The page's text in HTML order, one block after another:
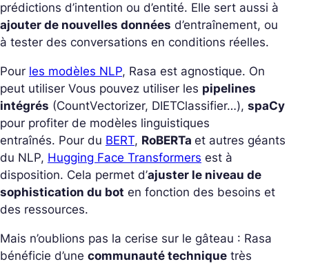
prédictions d’intention ou d’entité. Elle sert aussi à
ajouter de nouvelles données d’entraînement, ou
à tester des conversations en conditions réelles.
Pour les modèles NLP, Rasa est agnostique. On
peut utiliser Vous pouvez utiliser les pipelines
intégrés (CountVectorizer, DIETClassifier…), spaCy
pour profiter de modèles linguistiques
entraînés. Pour du BERT, RoBERTa et autres géants
du NLP, Hugging Face Transformers est à
disposition. Cela permet d’ajuster le niveau de
sophistication du bot en fonction des besoins et
des ressources.
Mais n’oublions pas la cerise sur le gâteau : Rasa
bénéficie d’une communauté technique très